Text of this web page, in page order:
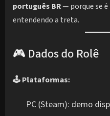
português BR— porque se é
entendendo a treta.
🎮 Dados do Rolê
🕹️ Plataformas:
PC (Steam): demo